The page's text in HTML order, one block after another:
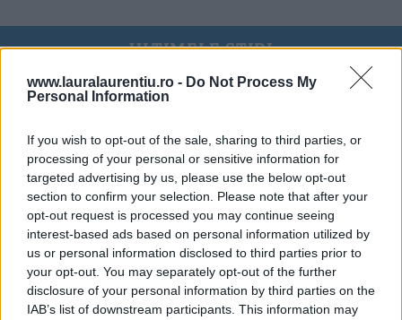
www.lauralaurentiu.ro - Do Not Process My
Personal Information
If you wish to opt-out of the sale, sharing to third parties, or
processing of your personal or sensitive information for
targeted advertising by us, please use the below opt-out
section to confirm your selection. Please note that after your
opt-out request is processed you may continue seeing
interest-based ads based on personal information utilized by
us or personal information disclosed to third parties prior to
your opt-out. You may separately opt-out of the further
disclosure of your personal information by third parties on the
IAB’s list of downstream participants. This information may
ULTIMELE ȘTIRI